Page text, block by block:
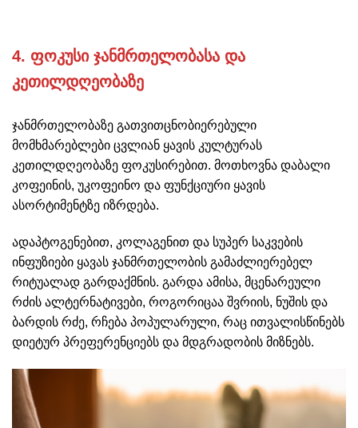
4. ფოკუსი ჯანმრთელობასა და
კეთილდღეობაზე
ჯანმრთელობაზე გათვითცნობიერებული
მომხმარებლები ცვლიან ყავის კულტურას
კეთილდღეობაზე ფოკუსირებით. მოთხოვნა დაბალი
კოფეინის, უკოფეინო და ფუნქციური ყავის
ასორტიმენტზე იზრდება.
ადაპტოგენებით, კოლაგენით და სუპერ საკვების
ინფუზიები ყავას ჯანმრთელობის გამაძლიერებელ
რიტუალად გარდაქმნის. გარდა ამისა, მცენარეული
რძის ალტერნატივები, როგორიცაა შვრიის, ნუშის და
ბარდის რძე, რჩება პოპულარული, რაც ითვალისწინებს
დიეტურ პრეფერენციებს და მდგრადობის მიზნებს.